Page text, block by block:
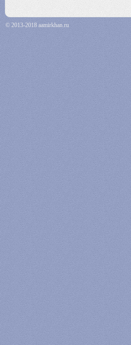
© 2013-2018 aamirkhan.ru